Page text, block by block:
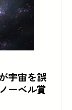
宇宙を誤
ーベル賞